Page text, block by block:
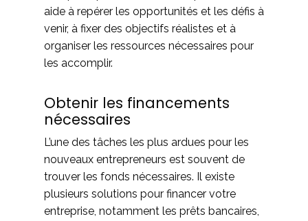
aide à repérer les opportunités et les défis à
venir, à fixer des objectifs réalistes et à
organiser les ressources nécessaires pour
les accomplir.
Obtenir les financements
nécessaires
L’une des tâches les plus ardues pour les
nouveaux entrepreneurs est souvent de
trouver les fonds nécessaires. Il existe
plusieurs solutions pour financer votre
entreprise, notamment les prêts bancaires,